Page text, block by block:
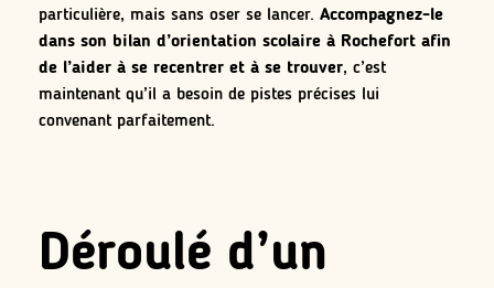
particulière, mais sans oser se lancer. Accompagnez-le
dans son bilan d’orientation scolaire à Rochefort afin
de l’aider à se recentrer et à se trouver, c’est
maintenant qu’il a besoin de pistes précises lui
convenant parfaitement.
Déroulé d’un